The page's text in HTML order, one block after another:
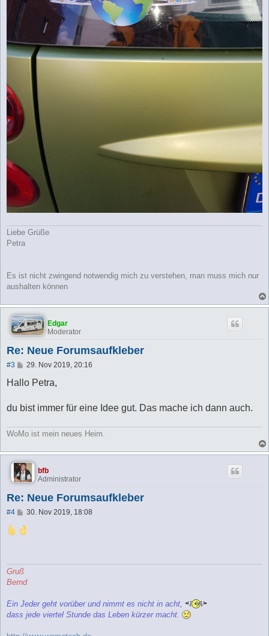
Liebe Grüße
Petra
Es ist nicht zwingend notwendig mich zu verstehen, man muss mich nur
aushalten können
Edgar
Moderator
Re: Neue Forumsaufkleber
#3
B
i
a
29. Nov 2019, 20:16
Hallo Petra,
du bist immer für eine Idee gut. Das mache ich dann auch.
WoMo ist mein neues Heim.
bfb
Administrator
Re: Neue Forumsaufkleber
#4
B
i
t
30. Nov 2019, 18:08
Gruß
Bernd
Ein Jeder geht vorüber und nimmt es nicht in acht,
dass jede viertel Stunde das Leben kürzer macht.